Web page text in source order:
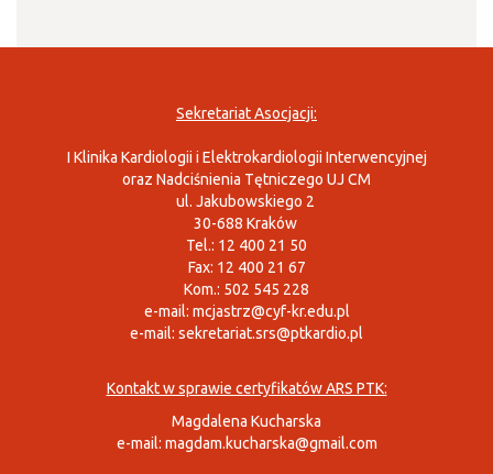
Sekretariat Asocjacji:
I Klinika Kardiologii i Elektrokardiologii Interwencyjnej
oraz Nadciśnienia Tętniczego UJ CM
ul. Jakubowskiego 2
30-688 Kraków
Tel.: 12 400 21 50
Fax: 12 400 21 67
Kom.: 502 545 228
e-mail: mcjastrz@cyf-kr.edu.pl
e-mail: sekretariat.srs@ptkardio.pl
Kontakt w sprawie certyfikatów ARS PTK:
Magdalena Kucharska
e-mail: magdam.kucharska@gmail.com